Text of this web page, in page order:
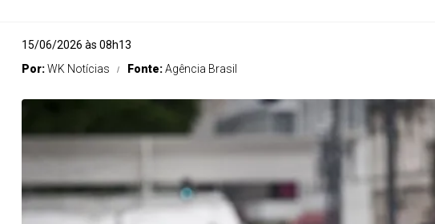
15/06/2026 às 08h13
Por:WK Notícias Fonte:Agência Brasil